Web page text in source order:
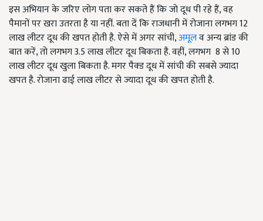
इस अभियान के जरिए लोग पता कर सकते हैं कि जो दूध पी रहे हैं, वह
पैमानों पर खरा उतरता है या नहीं. बता दें कि राजधानी में रोजाना लगभग 12
लाख लीटर दूध की खपत होती है. ऐसे में अगर सांची,अमूलव अन्य ब्रांड की
बात करें, तो लगभग 3.5 लाख लीटर दूध बिकता है. वहीं, लगभग 8 से 10
लाख लीटर दूध खुला बिकता है. मगर पैक्ड दूध में सांची की सबसे ज्यादा
खपत है. रोजाना ढाई लाख लीटर से ज्यादा दूध की खपत होती है.